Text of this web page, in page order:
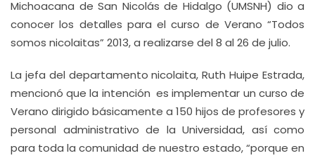
Michoacana de San Nicolás de Hidalgo (UMSNH) dio a
conocer los detalles para el curso de Verano “Todos
somos nicolaitas” 2013, a realizarse del 8 al 26 de julio.
La jefa del departamento nicolaita, Ruth Huipe Estrada,
mencionó que la intención es implementar un curso de
Verano dirigido básicamente a 150 hijos de profesores y
personal administrativo de la Universidad, así como
para toda la comunidad de nuestro estado, “porque en